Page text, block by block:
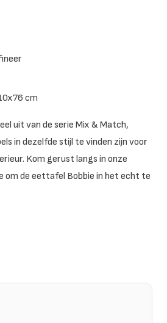
cm
uit van de serie Mix & Match,
in dezelfde stijl te vinden zijn voor
Kom gerust langs in onze
om de eettafel Bobbie in het echt te